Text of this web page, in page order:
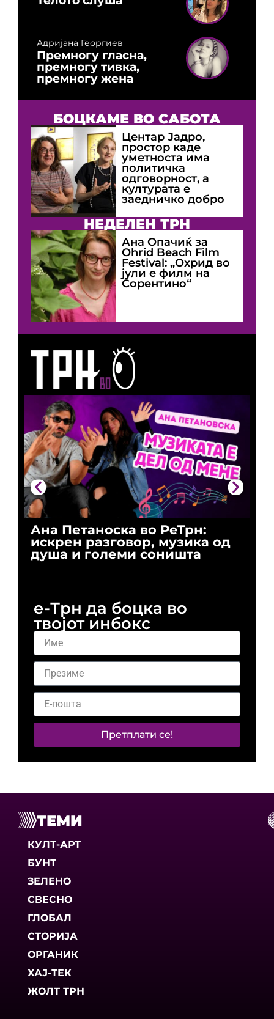
Ана Петаноска во РеТрн:
искрен разговор, музика од
душа и големи соништа
Адријана Георгиев
Премногу гласна,
премногу тивка,
премногу жена
БОЦКАМЕ ВО САБОТА
Центар Јадро,
простор каде
уметноста има
политичка
одговорност, а
културата е
заедничко добро
НЕДЕЛЕН ТРН
Ана Опачиќ за
Оhrid Beach Film
Festival: „Охрид во
јули е филм на
Сорентино“
е-Трн да боцка во
твојот инбокс
Претплати се!
ТЕМИ
КУЛТ-АРТ
БУНТ
ЗЕЛЕНО
СВЕСНО
ГЛОБАЛ
СТОРИЈА
ОРГАНИК
ХАЈ-ТЕК
ЖОЛТ ТРН